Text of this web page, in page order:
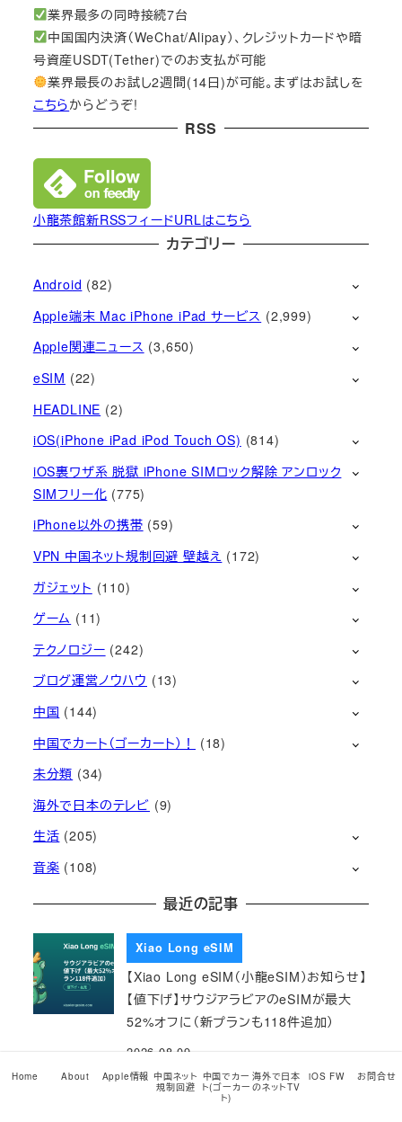
業界最多の同時接続7台
中国国内決済（WeChat/Alipay）、クレジットカードや暗
号資産USDT(Tether)でのお支払が可能
業界最長のお試し2週間(14日)が可能。まずはお試しを
こちらからどうぞ!
RSS
小龍茶館新RSSフィードURLはこちら
カテゴリー
Android (82)
Apple端末 Mac iPhone iPad サービス (2,999)
Apple関連ニュース (3,650)
eSIM (22)
HEADLINE (2)
iOS(iPhone iPad iPod Touch OS) (814)
iOS裏ワザ系 脱獄 iPhone SIMロック解除 アンロック
SIMフリー化 (775)
iPhone以外の携帯 (59)
VPN 中国ネット規制回避 壁越え (172)
ガジェット (110)
ゲーム (11)
テクノロジー (242)
ブログ運営ノウハウ (13)
中国 (144)
中国でカート（ゴーカート）！
(18)
未分類 (34)
海外で日本のテレビ (9)
生活 (205)
音楽 (108)
最近の記事
Xiao Long eSIM
【Xiao Long eSIM（小龍eSIM）お知らせ】
【値下げ】サウジアラビアのeSIMが最大
52%オフに（新プランも118件追加）
2026-08-09
Xiao Long eSIM
Home About Apple情報 中国ネット
規制回避
中国でカー
ト(ゴーカー
ト)
海外で日本
のネットTV
iOS FW お問合せ